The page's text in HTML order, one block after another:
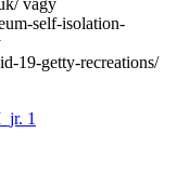
vagy
self-isolation-
19-getty-recreations/